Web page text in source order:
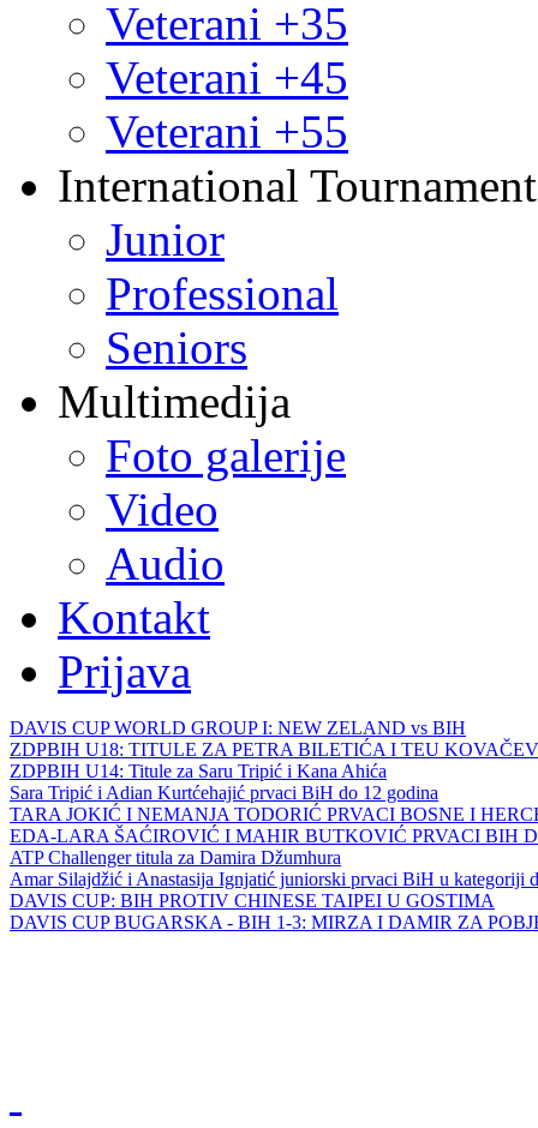
Veterani +35
Veterani +45
Veterani +55
International
Junior
Professional
Seniors
Multimedija
Foto galerije
Video
Audio
Kontakt
Prijava
DAVIS CUP WORLD GROUP I: NEW ZELAND vs BIH
ZDPBIH U18: TITULE ZA PETRA BILETIĆA I TEU
ZDPBIH U14: Titule za Saru Tripić i Kana Ahića
Sara Tripić i Adian Kurtćehajić prvaci BiH do 12 godina
TARA JOKIĆ I NEMANJA TODORIĆ PRVACI BOSNE I
EDA-LARA ŠAĆIROVIĆ I MAHIR BUTKOVIĆ PRVACI BIH
ATP Challenger titula za Damira Džumhura
Amar Silajdžić i Anastasija Ignjatić juniorski prvaci BiH u kategoriji
DAVIS CUP: BIH PROTIV CHINESE TAIPEI U GOSTIMA
DAVIS CUP BUGARSKA - BIH 1-3: MIRZA I DAMIR ZA